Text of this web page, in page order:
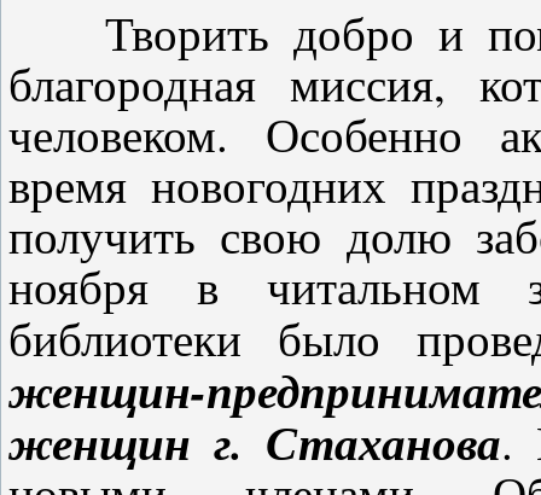
Творить добро и
благородная миссия,
человеком. Особенно
время новогодних
получить свою долю
ноября в читальном
библиотеки было
женщин-
женщин г. Стаханова.